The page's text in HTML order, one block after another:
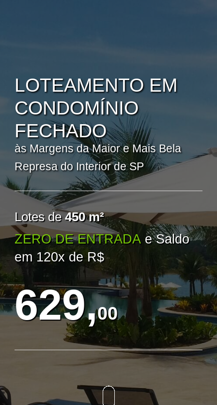
LOTEAMENTO EM
CONDOMÍNIO
FECHADO
às Margens da Maior e Mais Bela
Represa do Interior de SP
Lotes de450 m²
ZERO DE ENTRADA e Saldo
em 120x de R$
629,00